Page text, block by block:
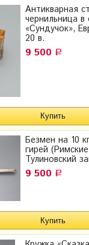
Антикварная
чернильница
«Сундучок»,
20 в.
9 500 Р
Безмен на 10
гирей
Тулиновский
9 500 Р